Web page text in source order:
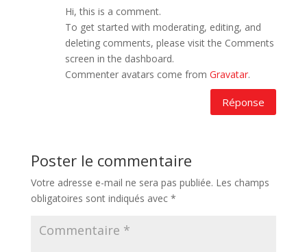
Hi, this is a comment.
To get started with moderating, editing, and
deleting comments, please visit the Comments
screen in the dashboard.
Commenter avatars come from Gravatar.
Réponse
Poster le commentaire
Votre adresse e-mail ne sera pas publiée. Les champs
obligatoires sont indiqués avec *